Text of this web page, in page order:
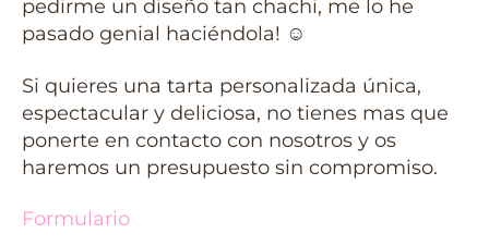
pedirme un diseño tan chachi, me lo he
pasado genial haciéndola! ☺️
Si quieres una tarta personalizada única,
espectacular y deliciosa, no tienes mas que
ponerte en contacto con nosotros y os
haremos un presupuesto sin compromiso.
Formulario